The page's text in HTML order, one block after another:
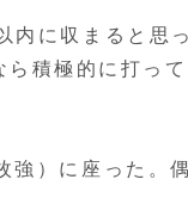
内に収まると思
積極的に打っ
）に座った。